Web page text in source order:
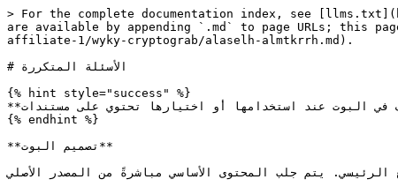
> For the complete documentation index, see
are available by appending `.md` to page URLs; this
affiliate-1/wyky-cryptograb/alaselh-almtkrrh.md).
# الأسئلة المتكررة
{% hint style="success" %}
**نقدم الأسئلة المتكررة من موظفينا. لكن على جميع الأسئلة توجد إجابات في وثائقنا ومعظم الوظائف في البوت عند استخدامها أو اختيارها تحتوي على مستندات (DOCS) مع وصف مفصل.**
{% endhint %}
**تصميم البوت**
يتم جلب المحتوى الأساسي مباشرةً من المصدر الأصلي.